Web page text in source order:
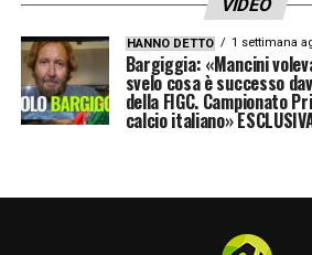
VIDEO
HANNO DETTO 1 settimana
Bargiggia: «Mancini
svelo cosa è successo
della FIGC. Campionato
calcio italiano»